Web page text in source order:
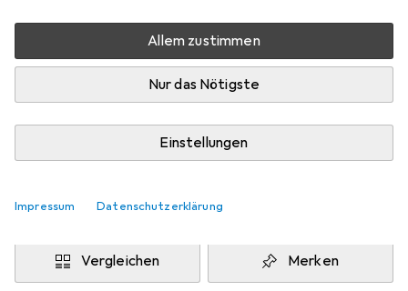
Allem zustimmen
Nur das Nötigste
Einstellungen
Impressum Datenschutzerklärung
Mehr als 10 Stück an Lager beim Drittanbieter
Lieferort angeben für genaue Lieferzeit
teppichversand24DE
In den Warenkorb
Vergleichen Merken